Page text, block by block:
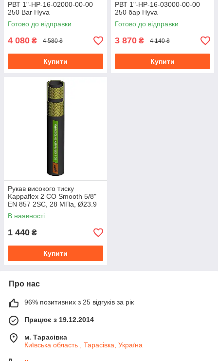
РВТ 1"-HP-16-02000-00-00
250 Bar Hyva
Готово до відправки
4 080 ₴ 4 580 ₴
Купити
РВТ 1"-HP-16-03000-00-00
250 бар Hyva
Готово до відправки
3 870 ₴ 4 140 ₴
Купити
Рукав високого тиску
Kappaflex 2 CO Smooth 5/8"
EN 857 2SC, 28 МПа, Ø23.9
мм, 1104-17-10
В наявності
1 440 ₴
Купити
Про нас
96% позитивних з 25 відгуків за рік
Працює з 19.12.2014
м. Тарасівка
Київська область , Тарасівка, Україна